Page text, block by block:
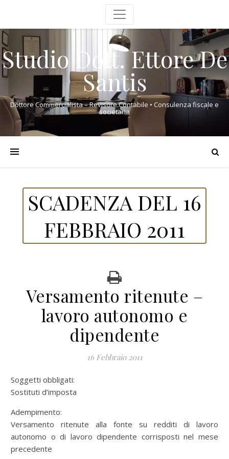
Studio Dott. Ettore De
Santis
Dottore Commercialista – Revisore Contabile • Consulenza fiscale e
societaria
SCADENZA DEL 16
FEBBRAIO 2011
Versamento ritenute –
lavoro autonomo e
dipendente
16 Febbraio 2011
Soggetti obbligati:
Sostituti d’imposta
Adempimento:
Versamento ritenute alla fonte su redditi di lavoro
autonomo o di lavoro dipendente corrisposti nel mese
precedente